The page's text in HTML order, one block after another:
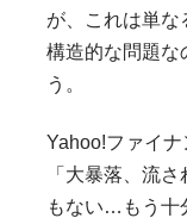
が、これは単な
構造的な問題な
う。
Yahoo!ファイ
「大暴落、流
もない…もう